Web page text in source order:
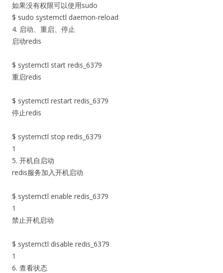
如果没有权限可以使用sudo
$ sudo systemctl daemon-reload
4. 启动、重启、停止
启动redis
$ systemctl start redis _6379
重启redis
$ systemctl restart redis_6379
停止redis
$ systemctl stop redis_6379
1
5. 开机自启动
redis服务加入开机启动
$ systemctl enable redis_6379
1
禁止开机启动
$ systemctl disable redis_6379
1
6. 查看状态